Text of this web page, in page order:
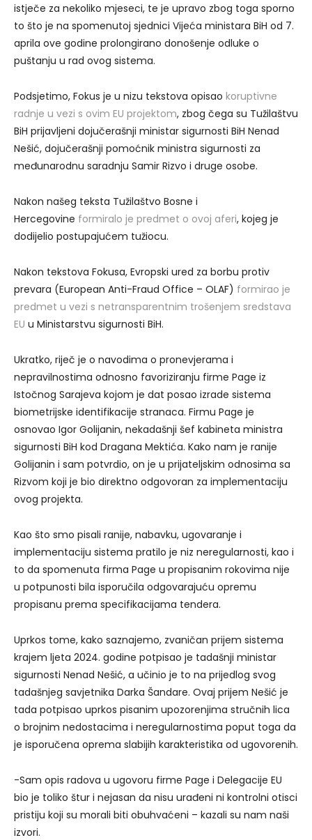
istječe za nekoliko mjeseci, te je upravo zbog toga sporno
to što je na spomenutoj sjednici Vijeća ministara BiH od 7.
aprila ove godine prolongirano donošenje odluke o
puštanju u rad ovog sistema.
Podsjetimo, Fokus je u nizu tekstova opisao koruptivne
radnje u vezi s ovim EU projektom, zbog čega su Tužilaštvu
BiH prijavljeni dojučerašnji ministar sigurnosti BiH Nenad
Nešić, dojučerašnji pomoćnik ministra sigurnosti za
međunarodnu saradnju Samir Rizvo i druge osobe.
Nakon našeg teksta Tužilaštvo Bosne i
Hercegovine formiralo je predmet o ovoj aferi, kojeg je
dodijelio postupajućem tužiocu.
Nakon tekstova Fokusa, Evropski ured za borbu protiv
prevara (European Anti-Fraud Office – OLAF) formirao je
predmet u vezi s netransparentnim trošenjem sredstava
EU u Ministarstvu sigurnosti BiH.
Ukratko, riječ je o navodima o pronevjerama i
nepravilnostima odnosno favoriziranju firme Page iz
Istočnog Sarajeva kojom je dat posao izrade sistema
biometrijske identifikacije stranaca. Firmu Page je
osnovao Igor Golijanin, nekadašnji šef kabineta ministra
sigurnosti BiH kod Dragana Mektića. Kako nam je ranije
Golijanin i sam potvrdio, on je u prijateljskim odnosima sa
Rizvom koji je bio direktno odgovoran za implementaciju
ovog projekta.
Kao što smo pisali ranije, nabavku, ugovaranje i
implementaciju sistema pratilo je niz neregularnosti, kao i
to da spomenuta firma Page u propisanim rokovima nije
u potpunosti bila isporučila odgovarajuću opremu
propisanu prema specifikacijama tendera.
Uprkos tome, kako saznajemo, zvaničan prijem sistema
krajem ljeta 2024. godine potpisao je tadašnji ministar
sigurnosti Nenad Nešić, a učinio je to na prijedlog svog
tadašnjeg savjetnika Darka Šandare. Ovaj prijem Nešić je
tada potpisao uprkos pisanim upozorenjima stručnih lica
o brojnim nedostacima i neregularnostima poput toga da
je isporučena oprema slabijih karakteristika od ugovorenih.
-Sam opis radova u ugovoru firme Page i Delegacije EU
bio je toliko štur i nejasan da nisu urađeni ni kontrolni otisci
pristiju koji su morali biti obuhvaćeni – kazali su nam naši
izvori.